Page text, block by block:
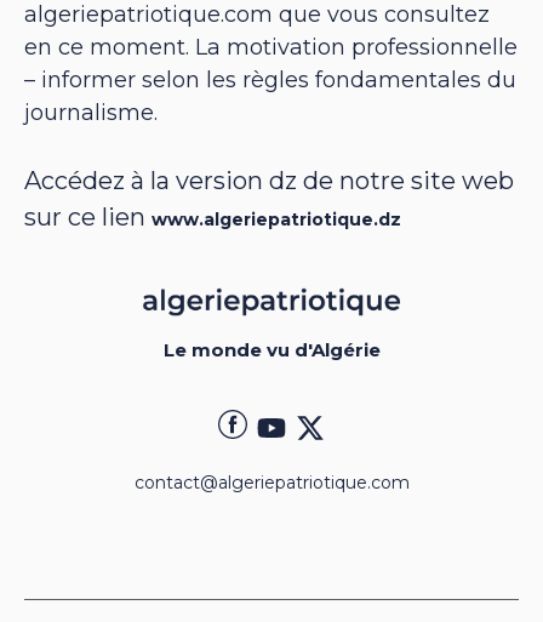
algeriepatriotique.com que vous consultez
en ce moment. La motivation professionnelle
– informer selon les règles fondamentales du
journalisme.
Accédez à la version dz de notre site web
sur ce lien www.algeriepatriotique.dz
Le monde vu d'Algérie
contact@algeriepatriotique.com